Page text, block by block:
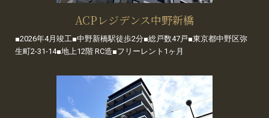
ACPレジデンス中野新橋
■2026年4月竣工■中野新橋駅徒歩2分■総戸数47戸■東京都中野区弥
生町2-31-14■地上12階 RC造■フリーレント1ヶ月